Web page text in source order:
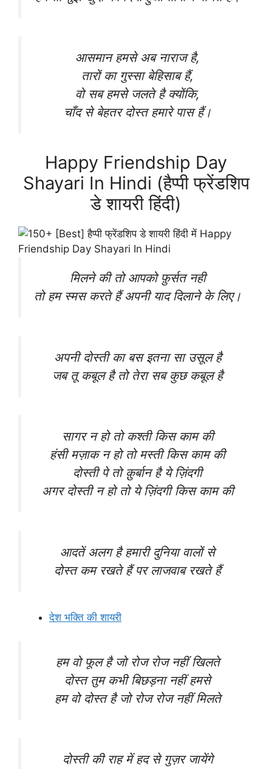
आसमान हमसे अब नाराज है,
तारों का गुस्सा बेहिसाब हैं,
वो सब हमसे जलते है क्योंकि,
चाँद से बेहतर दोस्त हमारे पास हैं।
Happy Friendship Day
Shayari In Hindi (हैप्पी फ्रेंडशिप
डे शायरी हिंदी)
मिलने की तो आपको फ़ुर्सत नही
तो हम स्मस करते हैं अपनी याद दिलाने के लिए।
अपनी दोस्ती का बस इतना सा उसूल है
जब तू कबूल है तो तेरा सब कुछ कबूल है
सागर न हो तो कश्ती किस काम की
हंसी मज़ाक न हो तो मस्ती किस काम की
दोस्ती पे तो क़ुर्बान है ये ज़िंदगी
अगर दोस्ती न हो तो ये ज़िंदगी किस काम की
आदतें अलग है हमारी दुनिया वालों से
दोस्त कम रखते हैं पर लाजवाब रखते हैं
देश भक्ति की शायरी
हम वो फूल है जो रोज रोज नहीं खिलते
दोस्त तुम कभी बिछड़ना नहीं हमसे
हम वो दोस्त है जो रोज रोज नहीं मिलते
दोस्ती की राह में हद से गुज़र जायेंगे